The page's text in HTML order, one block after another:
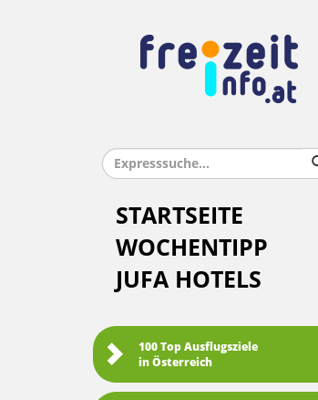
STARTSEITE
WOCHENTIPP
JUFA HOTELS
100 Top Ausflugsziele
in Österreich